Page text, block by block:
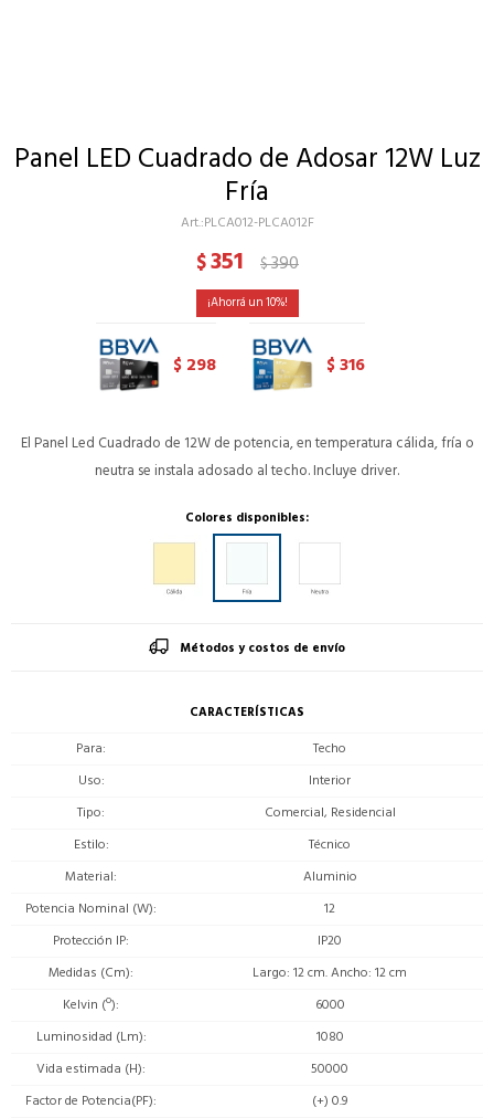
Panel LED Cuadrado de Adosar 12W Luz
Fría
PLCA012-PLCA012F
$351 $390
10
$ 298 $316
El Panel Led Cuadrado de 12W de potencia, en temperatura cálida, fría o
neutra se instala adosado al techo. Incluye driver.
Colores disponibles:
Métodos y costos de envío
CARACTERÍSTICAS
Para
Techo
Uso
Interior
Tipo
Comercial, Residencial
Estilo
Técnico
Material
Aluminio
Potencia Nominal (W)
12
Protección IP
IP20
Medidas (Cm)
Largo: 12 cm. Ancho: 12 cm
Kelvin (º)
6000
Luminosidad (Lm)
1080
Vida estimada (H)
50000
Factor de Potencia(PF)
(+) 0.9